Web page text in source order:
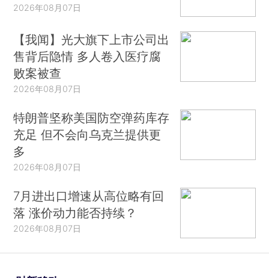
2026年08月07日
【我闻】光大旗下上市公司出
售背后隐情 多人卷入医疗腐
败案被查
2026年08月07日
特朗普坚称美国防空弹药库存
充足 但不会向乌克兰提供更
多
2026年08月07日
7月进出口增速从高位略有回
落 涨价动力能否持续？
2026年08月07日